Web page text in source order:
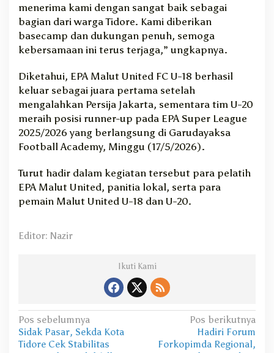
menerima kami dengan sangat baik sebagai
bagian dari warga Tidore. Kami diberikan
basecamp dan dukungan penuh, semoga
kebersamaan ini terus terjaga,” ungkapnya.
Diketahui, EPA Malut United FC U-18 berhasil
keluar sebagai juara pertama setelah
mengalahkan Persija Jakarta, sementara tim U-20
meraih posisi runner-up pada EPA Super League
2025/2026 yang berlangsung di Garudayaksa
Football Academy, Minggu (17/5/2026).
Turut hadir dalam kegiatan tersebut para pelatih
EPA Malut United, panitia lokal, serta para
pemain Malut United U-18 dan U-20.
Editor: Nazir
Ikuti Kami
N
a
Pos sebelumnya
Sidak Pasar, Sekda Kota
Tidore Cek Stabilitas
Pos berikutnya
Hadiri Forum
Forkopimda Regional,